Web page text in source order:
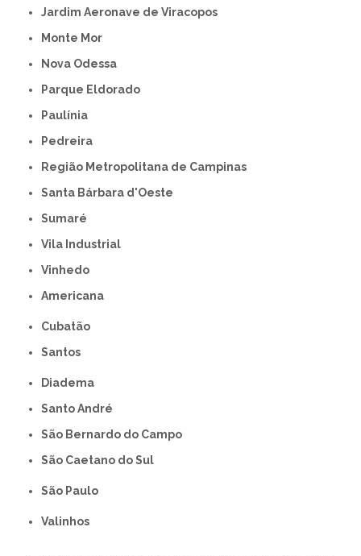
Jardim Aeronave de Viracopos
Monte Mor
Nova Odessa
Parque Eldorado
Paulínia
Pedreira
Região Metropolitana de Campinas
Santa Bárbara d'Oeste
Sumaré
Vila Industrial
Vinhedo
americana
Cubatão
Santos
Diadema
Santo André
São Bernardo do Campo
São Caetano do Sul
São Paulo
Valinhos